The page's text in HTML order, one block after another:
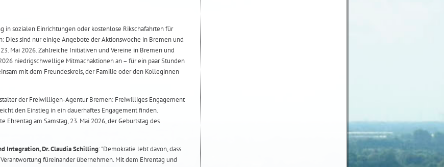
in sozialen Einrichtungen oder kostenlose Rikschafahrten für
Dies sind nur einige Angebote der Aktionswoche in Bremen und
Mai 2026. Zahlreiche Initiativen und Vereine in Bremen und
niedrigschwellige Mitmachaktionen an – für ein paar Stunden
mit dem Freundeskreis, der Familie oder den Kolleginnen
der Freiwilligen-Agentur Bremen: Freiwilliges Engagement
den Einstieg in ein dauerhaftes Engagement finden.
Ehrentag am Samstag, 23. Mai 2026, der Geburtstag des
Integration, Dr. Claudia Schilling: "Demokratie lebt davon, dass
füreinander übernehmen. Mit dem Ehrentag und